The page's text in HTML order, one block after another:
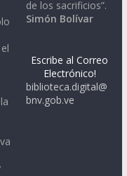
de los sacrificios”.
Simón Bolívar
Escribe al Correo
Electrónico!
biblioteca.digital@
bnv.gob.ve